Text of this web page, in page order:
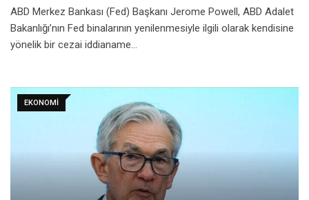
ABD Merkez Bankası (Fed) Başkanı Jerome Powell, ABD Adalet
Bakanlığı’nın Fed binalarının yenilenmesiyle ilgili olarak kendisine
yönelik bir cezai iddianame…
EKONOMI